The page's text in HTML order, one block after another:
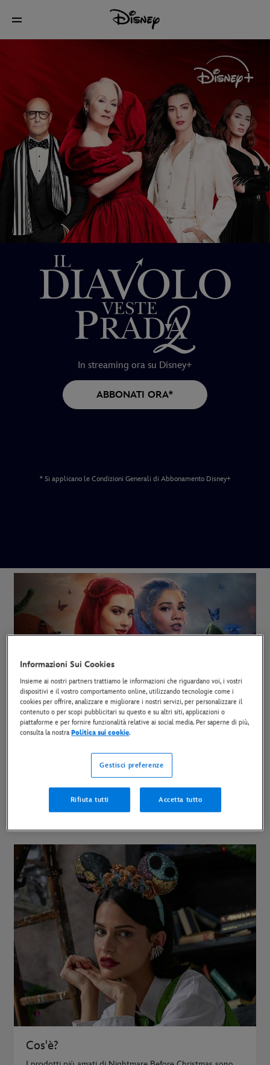
In streaming ora su Disney+
ABBONATI ORA*
* Si applicano le Condizioni Generali di Abbonamento Disney+
Descendants: Wicked Wonderland
DISNEY+
Cos'è?
Informazioni Sui Cookies
Insieme ai nostri partners trattiamo le informazioni che riguardano voi, i vostri
dispositivi e il vostro comportamento online, utilizzando tecnologie come i
cookies per offrire, analizzare e migliorare i nostri servizi, per personalizzare il
contenuto o per scopi pubblicitari su questo e su altri siti, applicazioni o
piattaforme e per fornire funzionalità relative ai social media. Per saperne di più,
consulta la nostraPolitica sui cookie.
Gestisci preferenze
Rifiuta tutti Accetta tutto